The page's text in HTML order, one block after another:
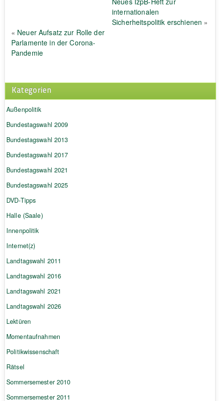
internationalen
Sicherheitspolitik erschienen »
« Neuer Aufsatz zur Rolle der
Parlamente in der Corona-
Pandemie
Kategorien
Außenpolitik
Bundestagswahl 2009
Bundestagswahl 2013
Bundestagswahl 2017
Bundestagswahl 2021
Bundestagswahl 2025
DVD-Tipps
Halle (Saale)
Innenpolitik
Internet(z)
Landtagswahl 2011
Landtagswahl 2016
Landtagswahl 2021
Landtagswahl 2026
Lektüren
Momentaufnahmen
Politikwissenschaft
Rätsel
Sommersemester 2010
Sommersemester 2011